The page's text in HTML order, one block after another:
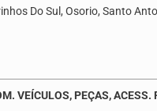
Do Sul, Osorio, Santo
VEÍCULOS, PEÇAS, ACESS.